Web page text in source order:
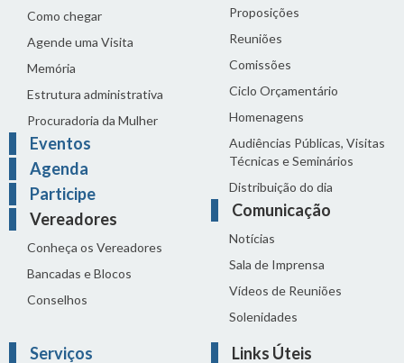
Como chegar
Agende uma Visita
Memória
Estrutura administrativa
Procuradoria da Mulher
Eventos
Agenda
Participe
Vereadores
Conheça os Vereadores
Bancadas e Blocos
Conselhos
Proposições
Reuniões
Comissões
Ciclo Orçamentário
Homenagens
Audiências Públicas, Visitas
Técnicas e Seminários
Distribuição do dia
Comunicação
Notícias
Sala de Imprensa
Vídeos de Reuniões
Solenidades
Serviços Links Úteis